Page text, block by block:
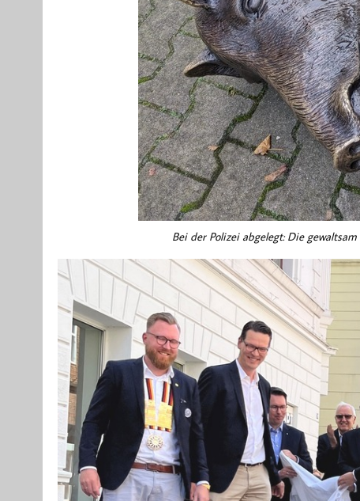
Bei der Polizei abgelegt: Die